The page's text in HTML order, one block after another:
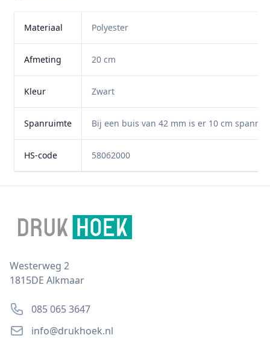
Materiaal Polyester
Afmeting 20 cm
Kleur Zwart
Spanruimte Bij een buis van 42 mm is er 10 cm
HS-code 58062000
Postal address
Westerweg 2
1815DE Alkmaar
Phone number
085 065 3647
Emailinfo@drukhoek.nl